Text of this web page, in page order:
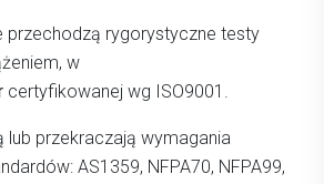
przechodzą rygorystyczne testy
w
certyfikowanej wg ISO9001.
lub przekraczają wymagania
AS1359, NFPA70, NFPA99,